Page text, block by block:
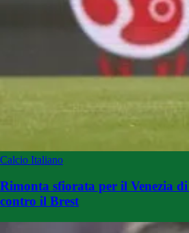
Calcio Italiano
Rimonta sfiorata per il Venezia
contro il Brest